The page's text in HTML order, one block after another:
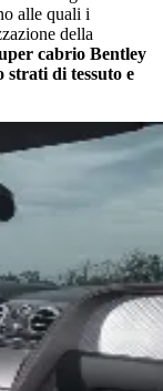
alle quali i
della
cabrio Bentley
strati di tessuto e